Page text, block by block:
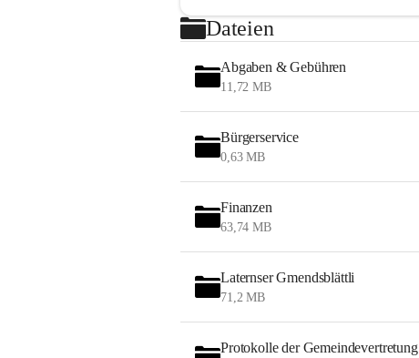
Dateien
Abgaben & Gebühren
11,72 MB
Bürgerservice
0,63 MB
Finanzen
63,74 MB
Laternser Gmendsblättli
71,2 MB
Protokolle der Gemeindevertretung